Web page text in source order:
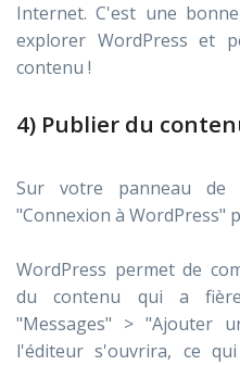
Internet. C'est une
explorer WordPress et
contenu !
4) Publier du
Sur votre panneau de
"Connexion à WordPress"
WordPress permet de
du contenu qui a
"Messages" > "Ajouter
l'éditeur s'ouvrira, ce